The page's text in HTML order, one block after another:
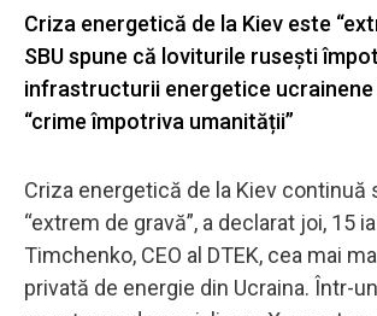
Criza energetică de la Kiev este
SBU spune că loviturile rusești
infrastructurii energetice
“crime împotriva umanității”
Criza energetică de la Kiev continuă
“extrem de gravă”, a declarat joi, 15
Timchenko, CEO al DTEK, cea mai
privată de energie din Ucraina. Într-